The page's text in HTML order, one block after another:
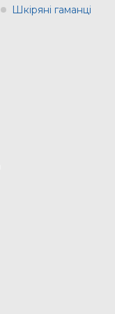
Шкіряні гаманці